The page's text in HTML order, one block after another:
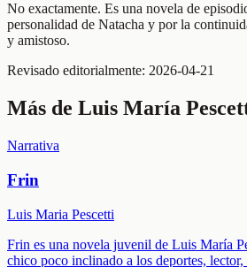
No exactamente. Es una novela de
personalidad de Natacha y por la
y amistoso.
Revisado editorialmente: 2026-04-21
Más de Luis María
Narrativa
Frin
Luis Maria Pescetti
Frin es una novela juvenil de Luis María
chico poco inclinado a los deportes,